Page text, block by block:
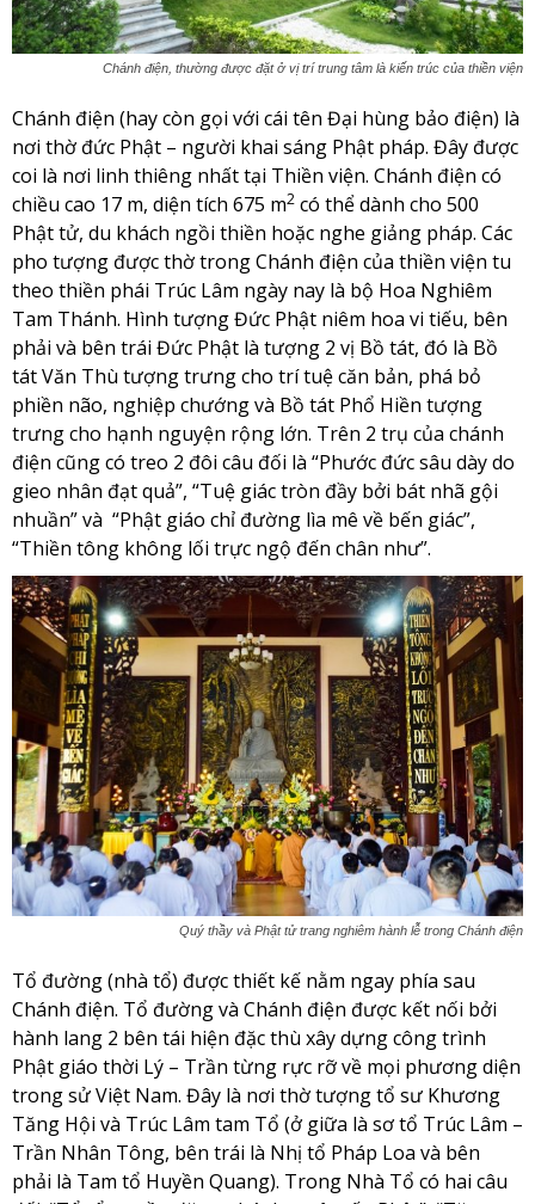
Chánh điện, thường được đặt ở vị trí trung tâm là kiến trúc của thiền viện
Chánh điện (hay còn gọi với cái tên Đại hùng bảo điện) là
nơi thờ đức Phật – người khai sáng Phật pháp. Đây được
coi là nơi linh thiêng nhất tại Thiền viện. Chánh điện có
chiều cao 17 m, diện tích 675 m2 có thể dành cho 500
Phật tử, du khách ngồi thiền hoặc nghe giảng pháp. Các
pho tượng được thờ trong Chánh điện của thiền viện tu
theo thiền phái Trúc Lâm ngày nay là bộ Hoa Nghiêm
Tam Thánh. Hình tượng Đức Phật niêm hoa vi tiếu, bên
phải và bên trái Đức Phật là tượng 2 vị Bồ tát, đó là Bồ
tát Văn Thù tượng trưng cho trí tuệ căn bản, phá bỏ
phiền não, nghiệp chướng và Bồ tát Phổ Hiền tượng
trưng cho hạnh nguyện rộng lớn. Trên 2 trụ của chánh
điện cũng có treo 2 đôi câu đối là “Phước đức sâu dày do
gieo nhân đạt quả”, “Tuệ giác tròn đầy bởi bát nhã gội
nhuần” và “Phật giáo chỉ đường lìa mê về bến giác”,
“Thiền tông không lối trực ngộ đến chân như”.
Quý thầy và Phật tử trang nghiêm hành lễ trong Chánh điện
Tổ đường (nhà tổ) được thiết kế nằm ngay phía sau
Chánh điện. Tổ đường và Chánh điện được kết nối bởi
hành lang 2 bên tái hiện đặc thù xây dựng công trình
Phật giáo thời Lý – Trần từng rực rỡ về mọi phương diện
trong sử Việt Nam. Đây là nơi thờ tượng tổ sư Khương
Tăng Hội và Trúc Lâm tam Tổ (ở giữa là sơ tổ Trúc Lâm –
Trần Nhân Tông, bên trái là Nhị tổ Pháp Loa và bên
phải là Tam tổ Huyền Quang). Trong Nhà Tổ có hai câu